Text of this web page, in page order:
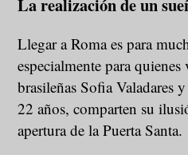
La realización de un
Llegar a Roma es para
especialmente para
brasileñas Sofia Valadares
22 años, comparten su
apertura de la Puerta Santa.